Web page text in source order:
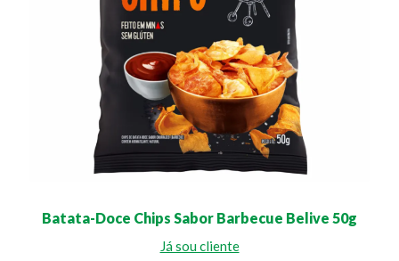
Batata-Doce Chips Sabor Barbecue Belive 50g
Já sou cliente